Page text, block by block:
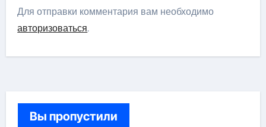
Для отправки комментария вам необходимо
авторизоваться.
Вы пропустили